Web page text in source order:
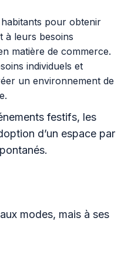
pour obtenir
à leurs besoins
matière de commerce.
individuels et
un environnement de
festifs, les
d’un espace par
modes, mais à ses